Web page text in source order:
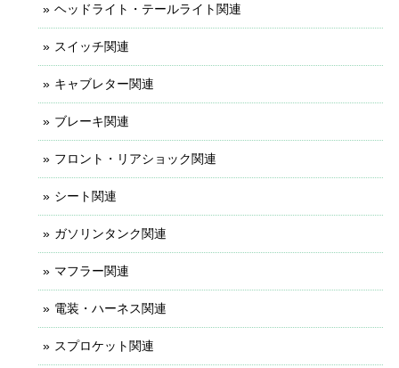
ヘッドライト・テールライト関連
スイッチ関連
キャブレター関連
ブレーキ関連
フロント・リアショック関連
シート関連
ガソリンタンク関連
マフラー関連
電装・ハーネス関連
スプロケット関連